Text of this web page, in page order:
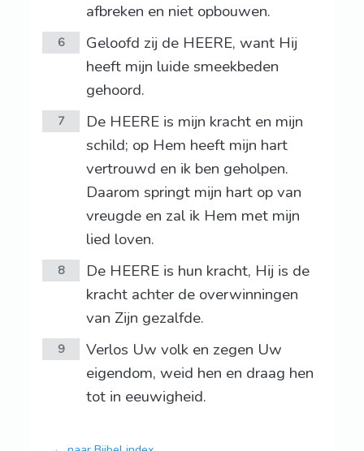
afbreken en niet opbouwen.
6
Geloofd zij de HEERE, want Hij
heeft mijn luide smeekbeden
gehoord.
7
De HEERE is mijn kracht en mijn
schild; op Hem heeft mijn hart
vertrouwd en ik ben geholpen.
Daarom springt mijn hart op van
vreugde en zal ik Hem met mijn
lied loven.
8
De HEERE is hun kracht, Hij is de
kracht achter de overwinningen
van Zijn gezalfde.
9
Verlos Uw volk en zegen Uw
eigendom, weid hen en draag hen
tot in eeuwigheid.